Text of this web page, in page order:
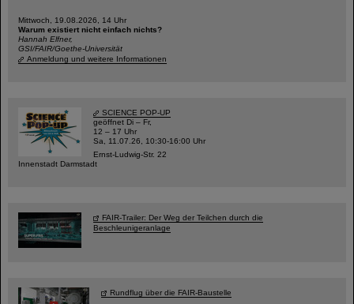
Mittwoch, 19.08.2026, 14 Uhr
Warum existiert nicht einfach nichts?
Hannah Elfner,
GSI/FAIR/Goethe-Universität
Anmeldung und weitere Informationen
SCIENCE POP-UP
geöffnet Di – Fr,
12 – 17 Uhr
Sa, 11.07.26, 10:30-16:00 Uhr
Ernst-Ludwig-Str. 22
Innenstadt Darmstadt
FAIR-Trailer: Der Weg der Teilchen durch die
Beschleunigeranlage
Rundflug über die FAIR-Baustelle